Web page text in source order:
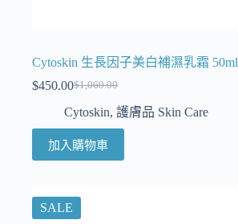
Cytoskin 生長因子美白補濕乳霜 50ml
$1,060.00
$450.00
Cytoskin, 護膚品 Skin Care
加入購物車
SALE